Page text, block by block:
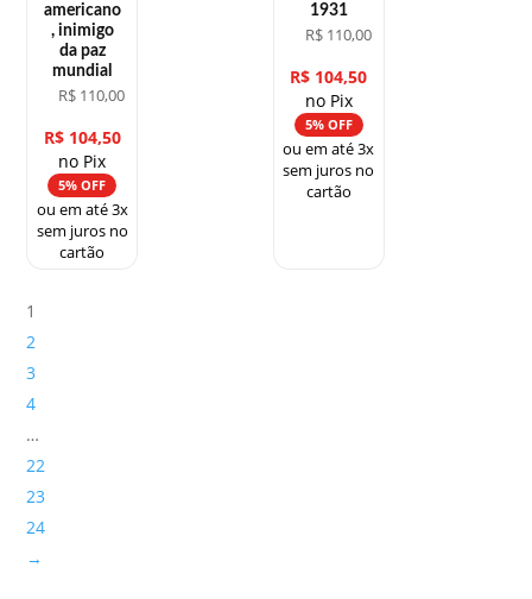
americano
, inimigo
da paz
mundial
R$ 110,00
R$104,50
no Pix
5% OFF
ou em até 3x
sem juros no
cartão
1931
R$110,00
R$ 104,50
no Pix
5% OFF
ou em até 3x
sem juros no
cartão
1
2
3
4
…
22
23
24
→